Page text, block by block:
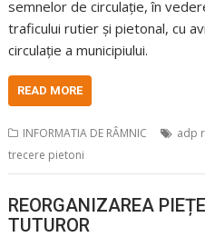
semnelor de circulație, în
traficului rutier și pietonal, cu
circulație a municipiului.
READ MORE
INFORMATIA DE RÂMNIC adp
trecere pietoni
REORGANIZAREA
TUTUROR